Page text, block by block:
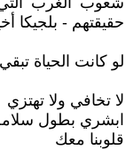
حقيقتهم - بلجيكا
لو كانت الحياة
لا تخافي ولا تهتزي
ابشري بطول
قلوبنا معك